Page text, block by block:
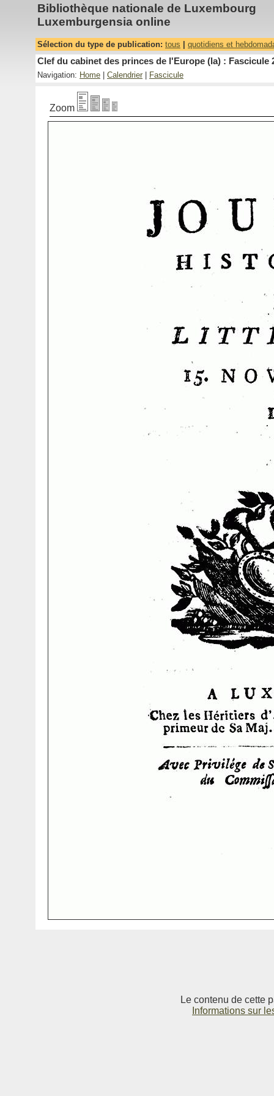
Bibliothèque nationale de Luxembourg
Luxemburgensia online
Sélection du type de publication: tous quotidiens et
Clef du cabinet des princes de l'Europe (la) : Fascicule
Navigation: Home Calendrier Fascicule
Zoom
Le contenu de cette
Informations sur